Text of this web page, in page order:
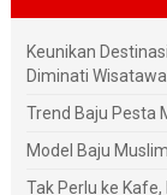
Keunikan
Diminati
Trend Baju Pesta
Model Baju
Tak Perlu ke